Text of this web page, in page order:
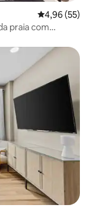
4,96 de uma
4,96 (55)
praia com